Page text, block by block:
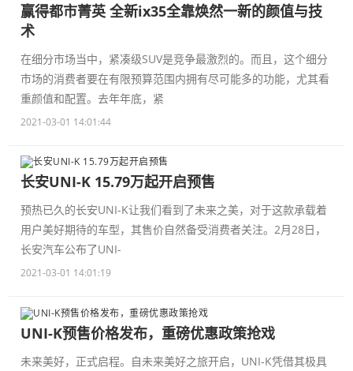
赢得都市菁英 全新ix35全靠焕然一新的颜值与技
术
在细分市场当中，紧凑级SUV是竞争最激烈的。而且，这个细分
市场的消费者要在有限预算范围内拥有尽可能多的功能，尤其看
重颜值和配置。去年年底，紧
2021-03-01 14:01:44
长安UNI-K 15.79万起开启预售
预热已久的长安UNI-K让我们看到了未来之美，对于这款承载着
用户美好期待的车型，其售价自然备受消费者关注。2月28日，
长安汽车公布了UNI-
2021-03-01 14:01:19
UNI-K预售价格发布，重磅优惠政策抢戏
未来美好，正式启程。自未来美好之旅开启，UNI-K凭借其极具